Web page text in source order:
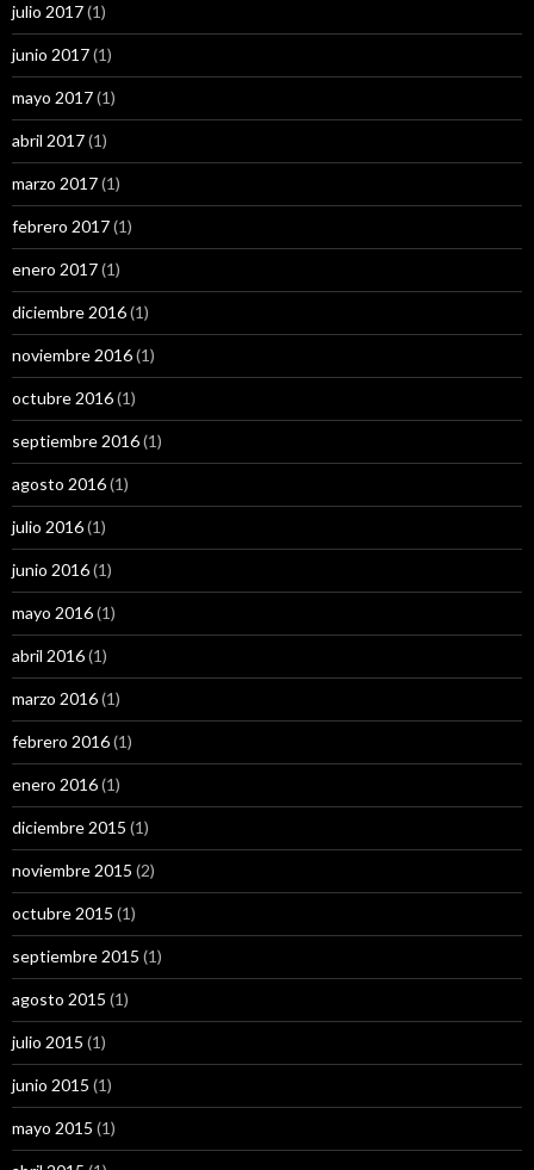
julio 2017(1)
junio 2017(1)
mayo 2017(1)
abril 2017(1)
marzo 2017(1)
febrero 2017(1)
enero 2017(1)
diciembre 2016(1)
noviembre 2016(1)
octubre 2016(1)
septiembre 2016(1)
agosto 2016(1)
julio 2016(1)
junio 2016(1)
mayo 2016(1)
abril 2016(1)
marzo 2016(1)
febrero 2016(1)
enero 2016(1)
diciembre 2015 (1)
noviembre 2015 (2)
octubre 2015 (1)
septiembre 2015 (1)
agosto 2015 (1)
julio 2015 (1)
junio 2015 (1)
mayo 2015 (1)